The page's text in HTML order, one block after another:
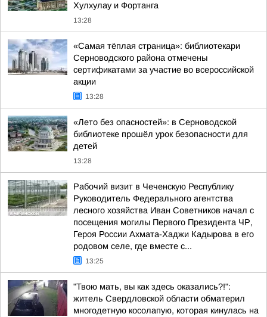
Хулхулау и Фортанга
13:28
«Самая тёплая страница»: библиотекари
Серноводского района отмечены
сертификатами за участие во всероссийской
акции
13:28
«Лето без опасностей»: в Серноводской
библиотеке прошёл урок безопасности для
детей
13:28
Рабочий визит в Чеченскую Республику
Руководитель Федерального агентства
лесного хозяйства Иван Советников начал с
посещения могилы Первого Президента ЧР,
Героя России Ахмата-Хаджи Кадырова в его
родовом селе, где вместе с...
13:25
"Твою мать, вы как здесь оказались?!":
житель Свердловской области обматерил
многодетную косолапую, которая кинулась на